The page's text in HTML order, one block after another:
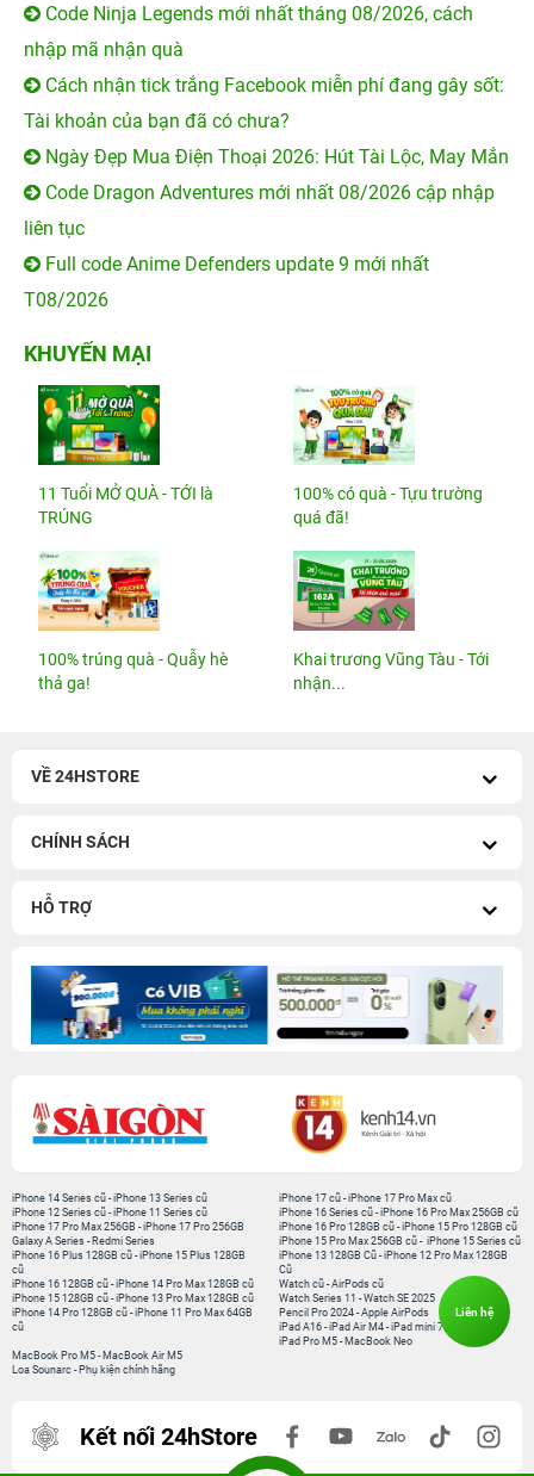
Code Ninja Legends mới nhất tháng 08/2026, cách
nhập mã nhận quà
Cách nhận tick trắng Facebook miễn phí đang gây sốt:
Tài khoản của bạn đã có chưa?
Ngày Đẹp Mua Điện Thoại 2026: Hút Tài Lộc, May Mắn
Code Dragon Adventures mới nhất 08/2026 cập nhập
liên tục
Full code Anime Defenders update 9 mới nhất
T08/2026
KHUYẾN MẠI
11 Tuổi MỞ QUÀ - TỚI là
TRÚNG
100% có quà - Tựu trường
quá đã!
100% trúng quà - Quẫy hè
thả ga!
Khai trương Vũng Tàu - Tới
nhận...
VỀ 24HSTORE
CHÍNH SÁCH
HỖ TRỢ
iPhone 14 Series cũ -iPhone 13 Series cũ
iPhone 12 Series cũ -iPhone 11 Series cũ
iPhone 17 Pro Max 256GB -iPhone 17 Pro 256GB
Galaxy A Series - Redmi Series
iPhone 17 cũ -iPhone 17 Pro Max cũ
iPhone 16 Series cũ - iPhone 16 Pro Max 256GB cũ
iPhone 16 Pro 128GB cũ -iPhone 15 Pro 128GB cũ
iPhone 15 Pro Max 256GB cũ - iPhone 15 Series cũ
iPhone 16 Plus 128GB cũ -iPhone 15 Plus 128GB
cũ
iPhone 16 128GB cũ -iPhone 14 Pro Max 128GB cũ
iPhone 15 128GB cũ -iPhone 13 Pro Max 128GB cũ
iPhone 14 Pro 128GB cũ -iPhone 11 Pro Max 64GB
cũ
iPhone 13 128GB Cũ -iPhone 12 Pro Max 128GB
Cũ
Watch cũ -AirPods cũ
Watch Series 11 -Watch SE 2025
Pencil Pro 2024 -Apple AirPods
iPad A16 -iPad Air M4 -iPad mini 7
iPad Pro M5 - MacBook Neo
MacBook Pro M5 - MacBook Air M5
Loa Sounarc - Phụ kiện chính hãng
Kết nối 24hStore
Liên hệ